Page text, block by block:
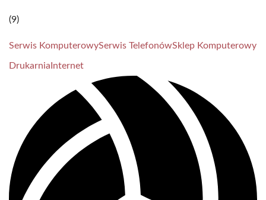
(9)
Serwis KomputerowySerwis TelefonówSklep Komputerowy
Drukarnia Internet